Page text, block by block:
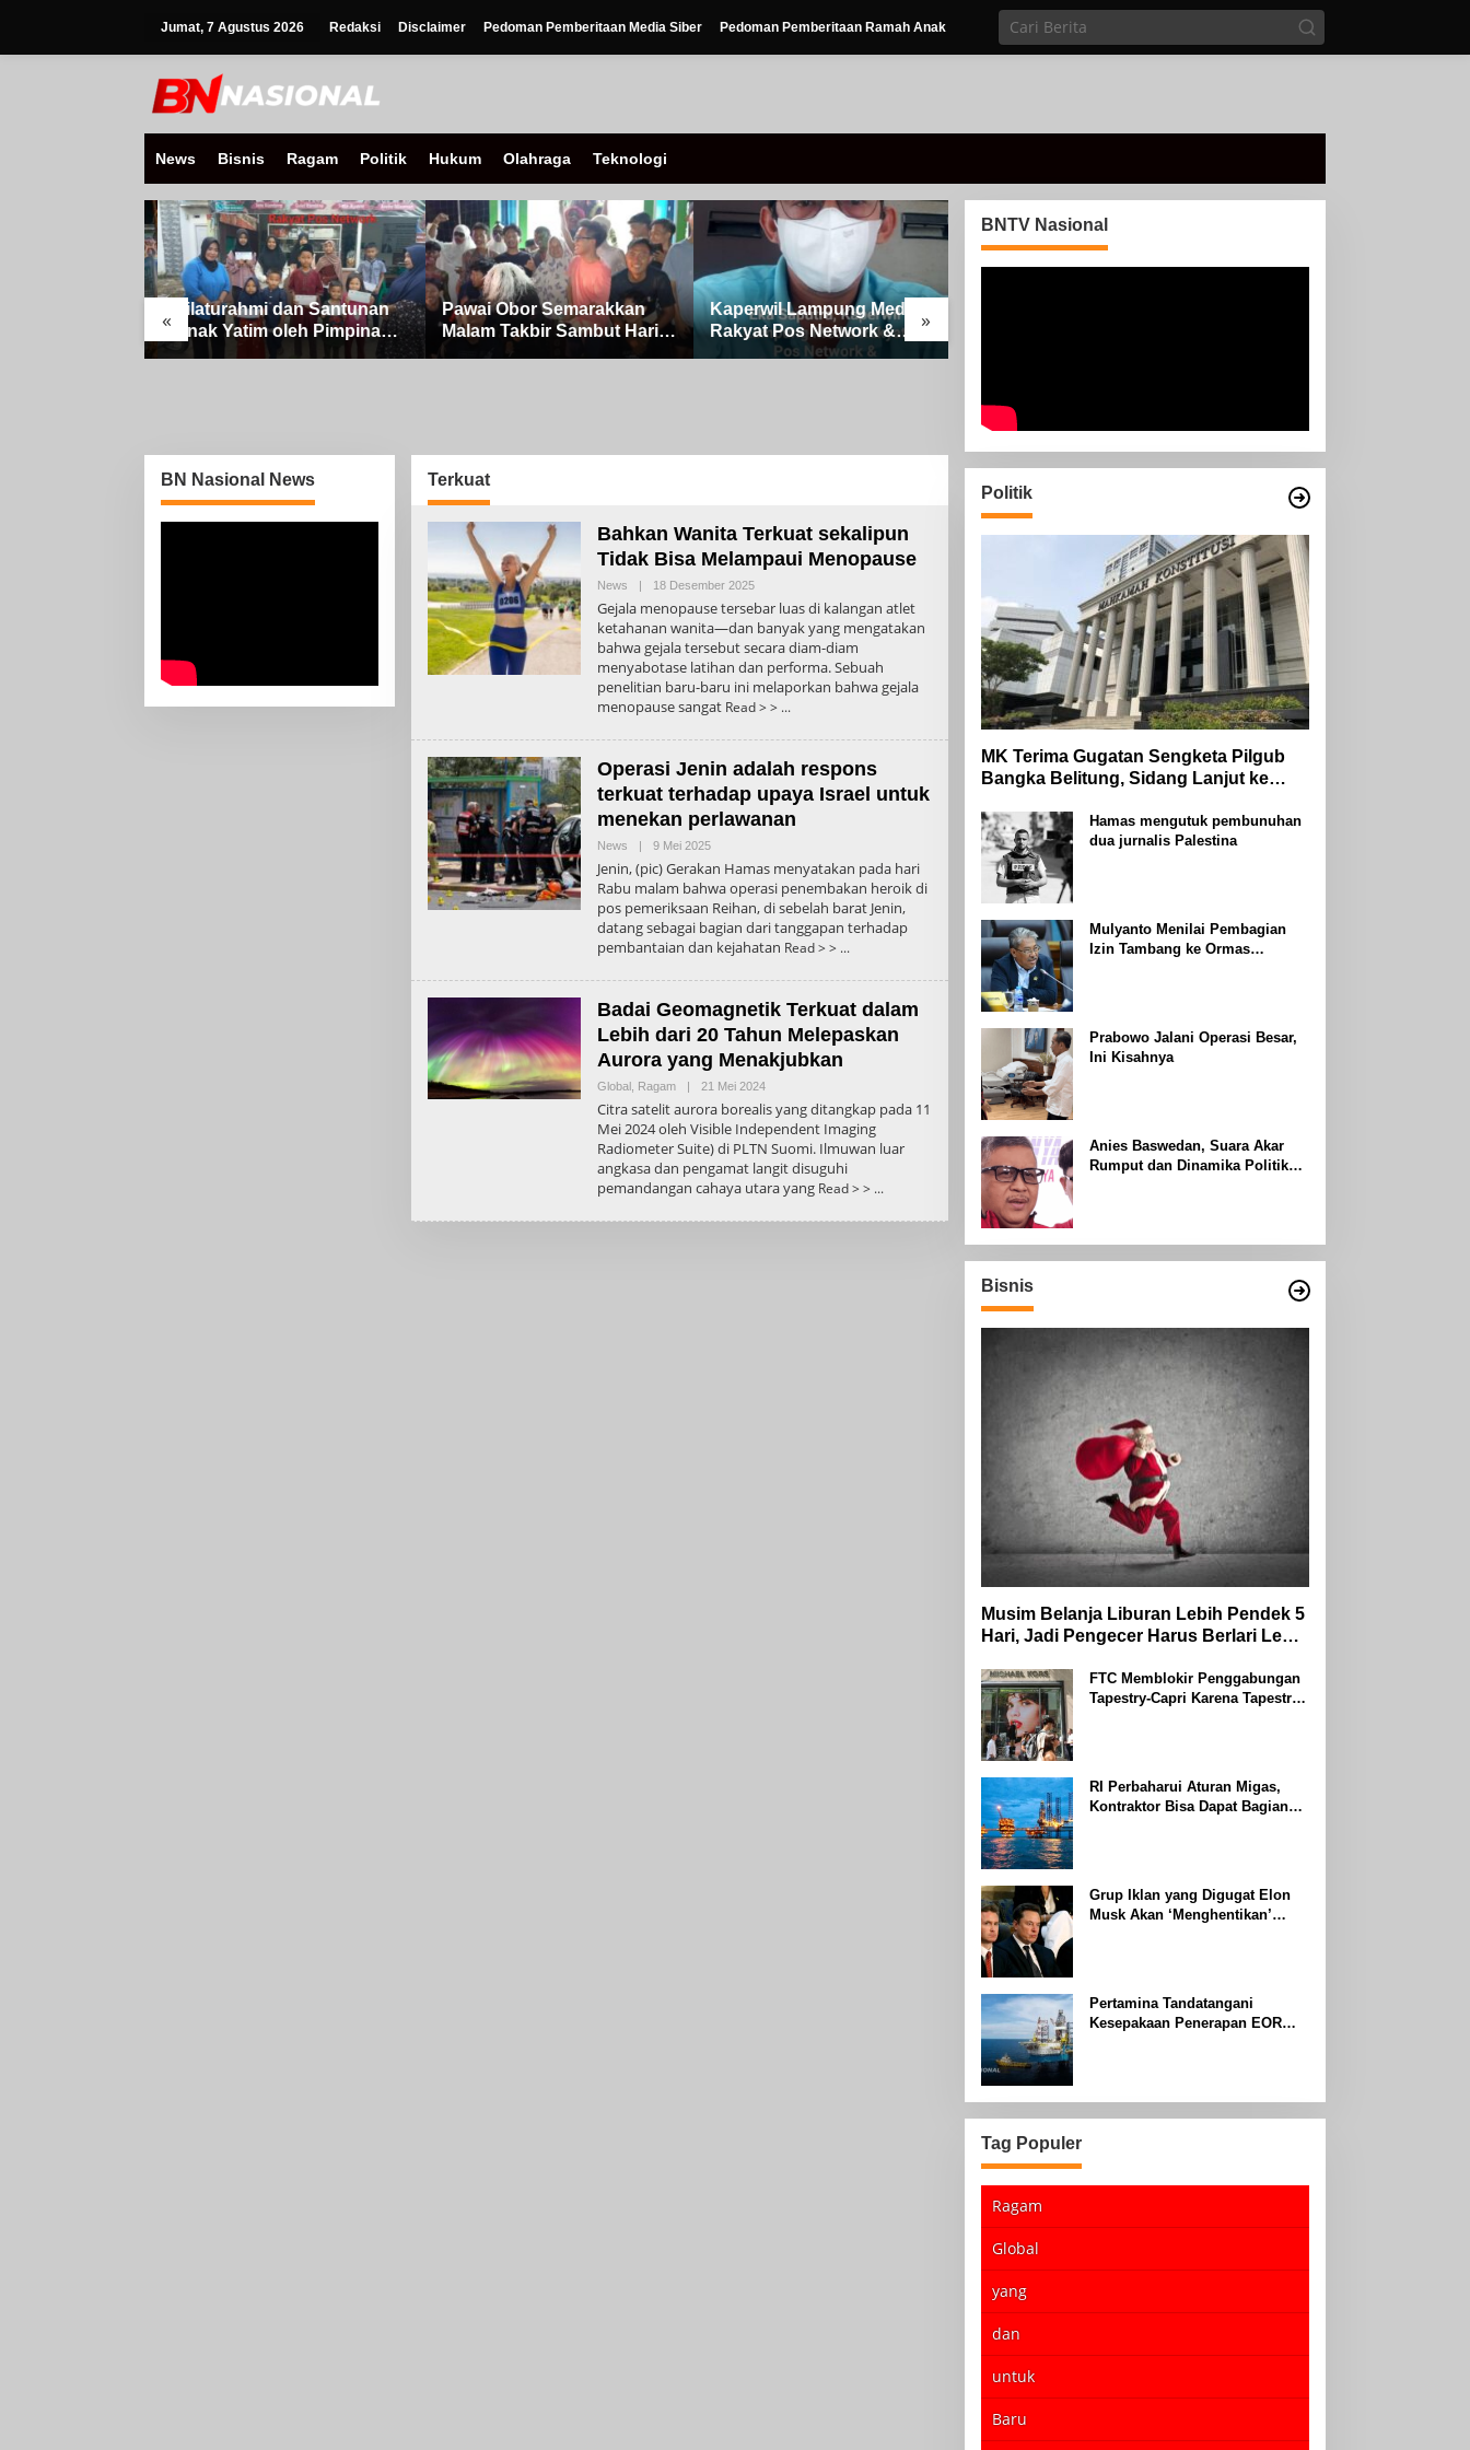
Jumat, 7 Agustus 2026 Redaksi Disclaimer Pedoman Pemberitaan Media Siber Pedoman Pemberitaan Ramah Anak
News Bisnis Ragam Politik Hukum Olahraga Teknologi
« »
Silaturahmi dan Santunan
Anak Yatim oleh Pimpinan
PT Buay Tumi Lampung
Pawai Obor Semarakkan
Malam Takbir Sambut Hari
Raya IdulFitri 1447 H – 2026
Kaperwil Lampung Media
Rakyat Pos Network &
Risalahpos
05/Banjit Melaksanakan
Pengamanan Pawai Ogoh
ogoh Di Wilayah Bali
BN Nasional News Terkuat
Bahkan Wanita Terkuat sekalipun
Tidak Bisa Melampaui Menopause
News | 18 Desember 2025Oleh
Gejala menopause tersebar luas di kalangan atlet
ketahanan wanita—dan banyak yang mengatakan
bahwa gejala tersebut secara diam-diam
menyabotase latihan dan performa. Sebuah
penelitian baru-baru ini melaporkan bahwa gejala
menopause sangat Read > >
Operasi Jenin adalah respons
terkuat terhadap upaya Israel untuk
menekan perlawanan
News | 9 Mei 2025Oleh
Jenin, (pic) Gerakan Hamas menyatakan pada hari
Rabu malam bahwa operasi penembakan heroik di
pos pemeriksaan Reihan, di sebelah barat Jenin,
datang sebagai bagian dari tanggapan terhadap
pembantaian dan kejahatan Read > >
Badai Geomagnetik Terkuat dalam
Lebih dari 20 Tahun Melepaskan
Aurora yang Menakjubkan
Global, Ragam | 21 Mei 2024Oleh
Citra satelit aurora borealis yang ditangkap pada 11
Mei 2024 oleh Visible Independent Imaging
Radiometer Suite) di PLTN Suomi. Ilmuwan luar
angkasa dan pengamat langit disuguhi
pemandangan cahaya utara yang Read > >
BNTV Nasional
Politik
MK Terima Gugatan Sengketa Pilgub
Bangka Belitung, Sidang Lanjut ke
Hamas mengutuk pembunuhan
dua jurnalis Palestina
Mulyanto Menilai Pembagian
Izin Tambang ke Ormas
Prabowo Jalani Operasi Besar,
Ini Kisahnya
Anies Baswedan, Suara Akar
Rumput dan Dinamika Politik
Bisnis
Musim Belanja Liburan Lebih Pendek 5
Hari, Jadi Pengecer Harus Berlari Lebih
FTC Memblokir Penggabungan
Tapestry-Capri Karena Tapestry
RI Perbaharui Aturan Migas,
Kontraktor Bisa Dapat Bagian
Grup Iklan yang Digugat Elon
Musk Akan ‘Menghentikan’
Pertamina Tandatangani
Kesepakaan Penerapan EOR
Tag Populer
Ragam
Global
yang
dan
untuk
Baru